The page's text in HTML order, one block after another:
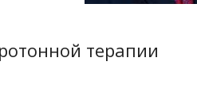
терапии